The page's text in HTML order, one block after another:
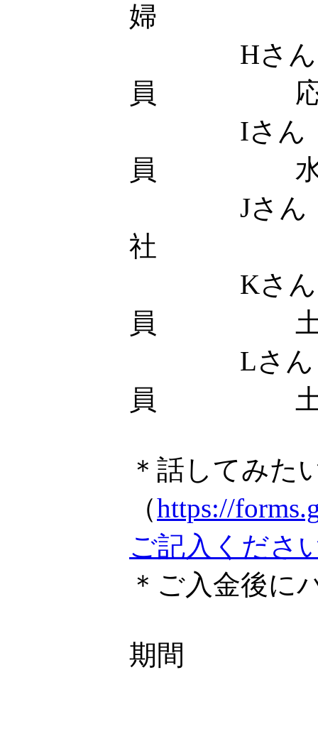
婦 応
Hさん
員 応
Iさん
員 水
Jさん
社 土
Kさん
員 土
Lさん
員 土
＊話してみた
（https://
ご記入くださ
＊ご入金後に
期間